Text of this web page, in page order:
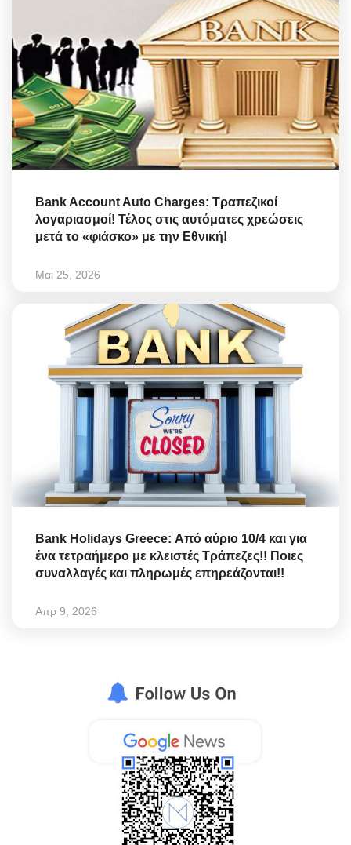
Bank Account Auto Charges: Τραπεζικοί
λογαριασμοί! Τέλος στις αυτόματες χρεώσεις
μετά το «φιάσκο» με την Εθνική!
Μαι 25, 2026
Bank Holidays Greece: Από αύριο 10/4 και για
ένα τετραήμερο με κλειστές Τράπεζες!! Ποιες
συναλλαγές και πληρωμές επηρεάζονται!!
Απρ 9, 2026